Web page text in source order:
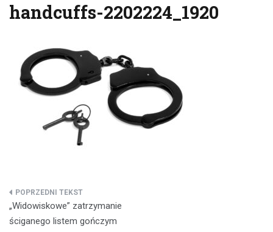
handcuffs-2202224_1920
Nawigacja
wpisu
„Widowiskowe” zatrzymanie
ściganego listem gończym